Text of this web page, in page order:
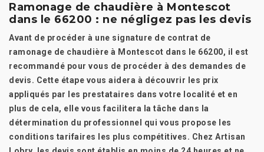
Ramonage de chaudière à Montescot
dans le 66200 : ne négligez pas les devis
Avant de procéder à une signature de contrat de
ramonage de chaudière à Montescot dans le 66200, il est
recommandé pour vous de procéder à des demandes de
devis. Cette étape vous aidera à découvrir les prix
appliqués par les prestataires dans votre localité et en
plus de cela, elle vous facilitera la tâche dans la
détermination du professionnel qui vous propose les
conditions tarifaires les plus compétitives. Chez Artisan